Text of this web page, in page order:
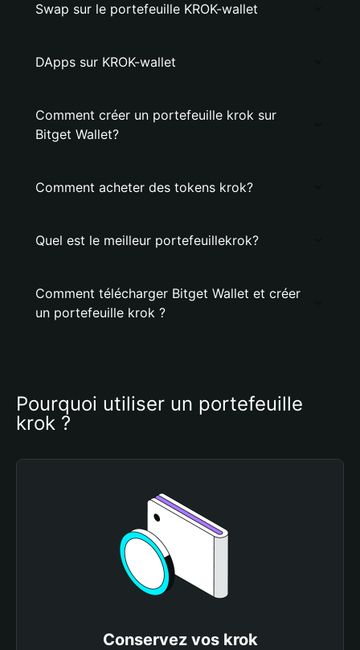
Swap sur le portefeuille KROK-wallet
DApps sur KROK-wallet
Comment créer un portefeuille krok sur
Bitget Wallet?
Comment acheter des tokens krok?
Quel est le meilleur portefeuillekrok?
Comment télécharger Bitget Wallet et créer
un portefeuille krok ?
Pourquoi utiliser un portefeuille
krok ?
Conservez vos krok